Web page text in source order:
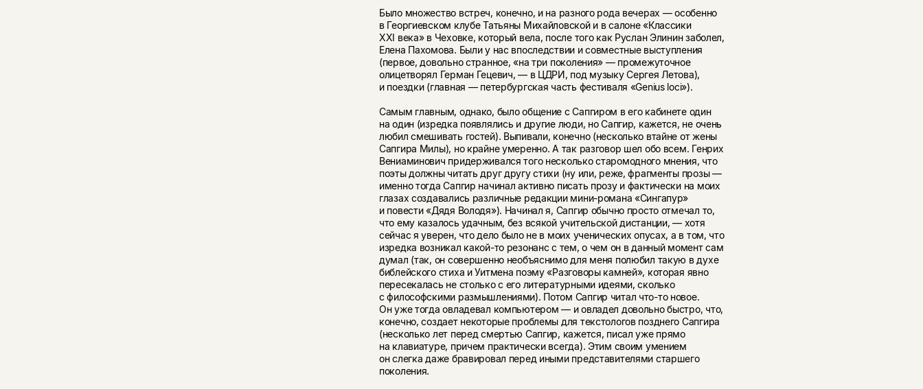
Было множество встреч, конечно, и на разного рода вечерах — особенно
в Георгиевском клубе Татьяны Михайловской и в салоне «Классики
XXI века» в Чеховке, который вела, после того как Руслан Элинин заболел,
Елена Пахомова. Были у нас впоследствии и совместные выступления
(первое, довольно странное, «на три поколения» — промежуточное
олицетворял Герман Гецевич, — в ЦДРИ, под музыку Сергея Летова),
и поездки (главная — петербургская часть фестиваля «Genius loci»).
Самым главным, однако, было общение с Сапгиром в его кабинете один
на один (изредка появлялись и другие люди, но Сапгир, кажется, не очень
любил смешивать гостей). Выпивали, конечно (несколько втайне от жены
Сапгира Милы), но крайне умеренно. А так разговор шел обо всем. Генрих
Вениаминович придерживался того несколько старомодного мнения, что
поэты должны читать друг другу стихи (ну или, реже, фрагменты прозы —
именно тогда Сапгир начинал активно писать прозу и фактически на моих
глазах создавались различные редакции мини-романа «Сингапур»
и повести «Дядя Володя»). Начинал я, Сапгир обычно просто отмечал то,
что ему казалось удачным, без всякой учительской дистанции, — хотя
сейчас я уверен, что дело было не в моих ученических опусах, а в том, что
изредка возникал какой-то резонанс с тем, о чем он в данный момент сам
думал (так, он совершенно необъяснимо для меня полюбил такую в духе
библейского стиха и Уитмена поэму «Разговоры камней», которая явно
пересекалась не столько с его литературными идеями, сколько
с философскими размышлениями). Потом Сапгир читал что-то новое.
Он уже тогда овладевал компьютером — и овладел довольно быстро, что,
конечно, создает некоторые проблемы для текстологов позднего Сапгира
(несколько лет перед смертью Сапгир, кажется, писал уже прямо
на клавиатуре, причем практически всегда). Этим своим умением
он слегка даже бравировал перед иными представителями старшего
поколения.